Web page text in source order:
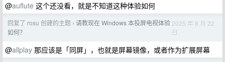
@auflute 这个还没看，就是不知道这种体验如何
回复了 rosu 创建的主题 › 请教现在 Windows 本投屏电视体验
如何？
2025 年 8 月 22
日
@allplay 那应该是「同屏」，也就是屏幕镜像，或者作为扩展屏幕